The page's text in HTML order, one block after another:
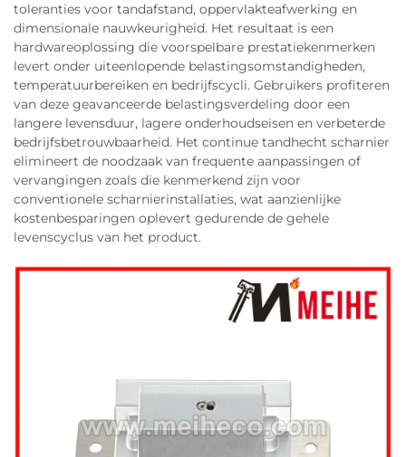
toleranties voor tandafstand, oppervlakteafwerking en
dimensionale nauwkeurigheid. Het resultaat is een
hardwareoplossing die voorspelbare prestatiekenmerken
levert onder uiteenlopende belastingsomstandigheden,
temperatuurbereiken en bedrijfscycli. Gebruikers profiteren
van deze geavanceerde belastingsverdeling door een
langere levensduur, lagere onderhoudseisen en verbeterde
bedrijfsbetrouwbaarheid. Het continue tandhecht scharnier
elimineert de noodzaak van frequente aanpassingen of
vervangingen zoals die kenmerkend zijn voor
conventionele scharnierinstallaties, wat aanzienlijke
kostenbesparingen oplevert gedurende de gehele
levenscyclus van het product.